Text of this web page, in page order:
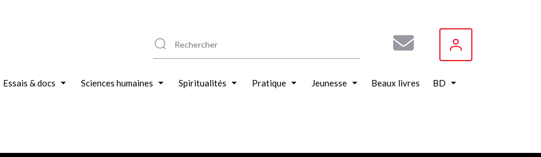
Essais & docs Sciences humaines Spiritualités Pratique Jeunesse Beaux livres BD